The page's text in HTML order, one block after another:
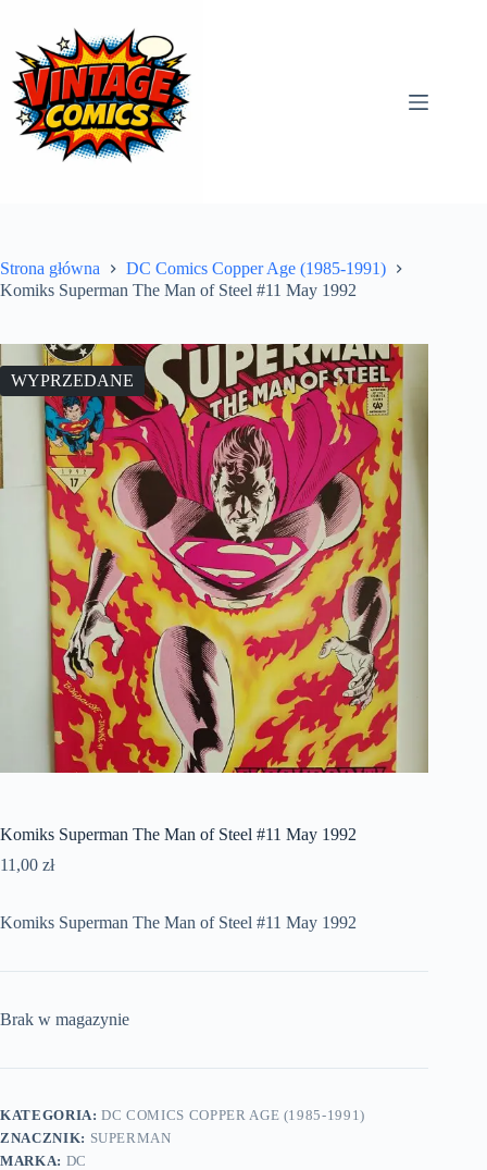
treści
Strona główna
DC Comics Copper Age (1985-1991)
Komiks Superman The Man of Steel #11 May 1992
WYPRZEDANE
Komiks Superman The Man of Steel #11 May 1992
11,00 zł
Komiks Superman The Man of Steel #11 May 1992
Brak w magazynie
KATEGORIA:DC COMICS COPPER AGE (1985-1991)
ZNACZNIK: SUPERMAN
MARKA: DC